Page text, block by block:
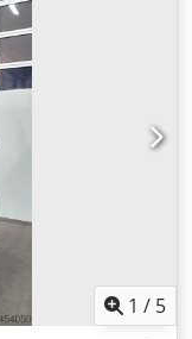
pin: 40
/ opening: 180
panel - Drive:
W 800 x H 2750 x
1 / 5